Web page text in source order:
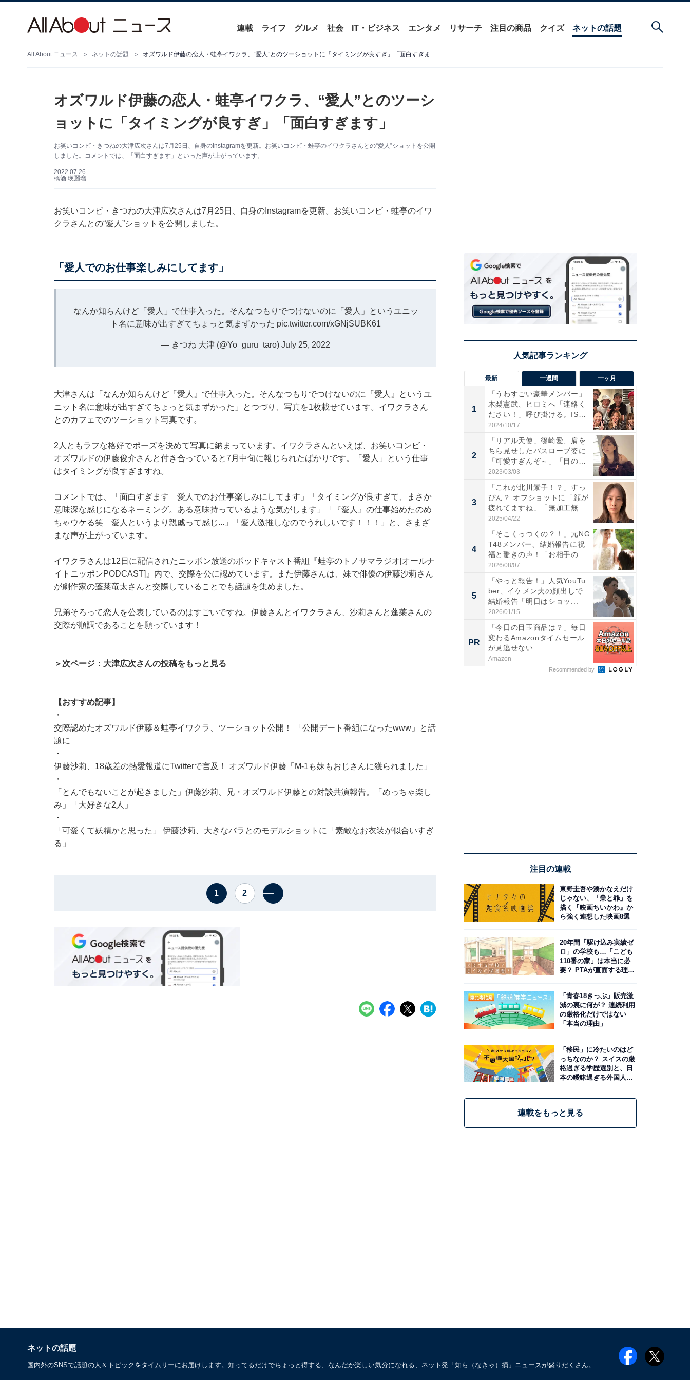
連載 ライフ グルメ 社会 IT・ビジネス エンタメ リサーチ 注目の商品 クイズ ネットの話題
All About ニュース ネットの話題 オズワルド伊藤の恋人・蛙亭イワクラ、“愛人”とのツーショットに「タイミングが良すぎ」「面白すぎます」
オズワルド伊藤の恋人・蛙亭イワクラ、“愛人”とのツーシ
ョットに「タイミングが良すぎ」「面白すぎます」
お笑いコンビ・きつねの大津広次さんは7月25日、自身のInstagramを更新。お笑いコンビ・蛙亭のイワクラさんとの“愛人”ショットを公開
しました。コメントでは、「面白すぎます」といった声が上がっています。
2022.07.26
橋酒 瑛麗瑠
お笑いコンビ・きつねの大津広次さんは7月25日、自身のInstagramを更新。お笑いコンビ・蛙亭のイワ
クラさんとの“愛人”ショットを公開しました。
「愛人でのお仕事楽しみにしてます」
なんか知らんけど「愛人」で仕事入った。そんなつもりでつけないのに「愛人」というユニッ
ト名に意味が出すぎてちょっと気まずかった pic.twitter.com/xGNjSUBK61
— きつね 大津 (@Yo_guru_taro) July 25, 2022
大津さんは「なんか知らんけど『愛人』で仕事入った。そんなつもりでつけないのに『愛人』というユ
ニット名に意味が出すぎてちょっと気まずかった」とつづり、写真を1枚載せています。イワクラさん
とのカフェでのツーショット写真です。
2人ともラフな格好でポーズを決めて写真に納まっています。イワクラさんといえば、お笑いコンビ・
オズワルドの伊藤俊介さんと付き合っていると7月中旬に報じられたばかりです。「愛人」という仕事
はタイミングが良すぎますね。
コメントでは、「面白すぎます 愛人でのお仕事楽しみにしてます」「タイミングが良すぎて、まさか
意味深な感じになるネーミング。ある意味持っているような気がします」「『愛人』の仕事始めたのめ
ちゃウケる笑 愛人というより親戚って感じ...」「愛人激推しなのでうれしいです！！！」と、さまざ
まな声が上がっています。
イワクラさんは12日に配信されたニッポン放送のポッドキャスト番組『蛙亭のトノサマラジオ[オールナ
イトニッポンPODCAST]』内で、交際を公に認めています。また伊藤さんは、妹で俳優の伊藤沙莉さん
が劇作家の蓬莱竜太さんと交際していることでも話題を集めました。
兄弟そろって恋人を公表しているのはすごいですね。伊藤さんとイワクラさん、沙莉さんと蓬莱さんの
交際が順調であることを願っています！
＞次ページ：大津広次さんの投稿をもっと見る
【おすすめ記事】
・
交際認めたオズワルド伊藤＆蛙亭イワクラ、ツーショット公開！ 「公開デート番組になったwww」と話
題に
・
伊藤沙莉、18歳差の熱愛報道にTwitterで言及！ オズワルド伊藤「M-1も妹もおじさんに獲られました」
・
「とんでもないことが起きました」伊藤沙莉、兄・オズワルド伊藤との対談共演報告。「めっちゃ楽し
み」「大好きな2人」
・
「可愛くて妖精かと思った」 伊藤沙莉、大きなバラとのモデルショットに「素敵なお衣装が似合いすぎ
る」
1 2
最新 一週間 一ヶ月
1
「うわすごい豪華メンバー」
木梨憲武、ヒロミへ「連絡く
ださい！」呼び掛ける。IS
S...
2024/10/17
2
「リアル天使」篠崎愛、肩を
ちら見せしたバスローブ姿に
「可愛すぎんぞ～」「目の表
情...
2023/03/03
3
「これが北川景子！？」すっ
ぴん？ オフショットに「顔が
疲れてますね」「無加工無
表...
2025/04/22
4
「そこくっつくの？！」元NG
T48メンバー、結婚報告に祝
福と驚きの声！「お相手の...
2026/08/07
5
「やっと報告！」人気YouTu
ber、イケメン夫の顔出しで
結婚報告「明日はショッ...
2026/01/15
PR
「今日の目玉商品は？」毎日
変わるAmazonタイムセール
が見逃せない
Amazon
Recommended by
注目の連載
東野圭吾や湊かなえだけ
じゃない、「業と罪」を
描く『映画ちいかわ』か
ら強く連想した映画8選
20年間「駆け込み実績ゼ
ロ」の学校も…「こども
110番の家」は本当に必
要？ PTAが直面する理想
「青春18きっぷ」販売激
減の裏に何が？ 連続利用
の厳格化だけではない
「本当の理由」
「移民」に冷たいのはど
っちなのか？ スイスの厳
格過ぎる学歴選別と、日
本の曖昧過ぎる外国人政
連載をもっと見る
ネットの話題
国内外のSNSで話題の人＆トピックをタイムリーにお届けします。知ってるだけでちょっと得する、なんだか楽しい気分になれる、ネット発「知ら（なきゃ）損」ニュースが盛りだくさん。